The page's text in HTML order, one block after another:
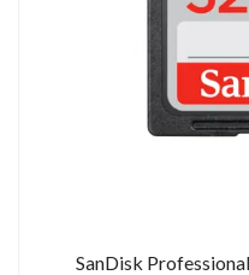
SanDisk